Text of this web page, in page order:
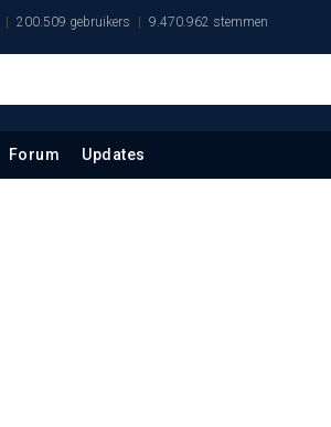
200.509 gebruikers 9.470.962 stemmen
Forum Updates